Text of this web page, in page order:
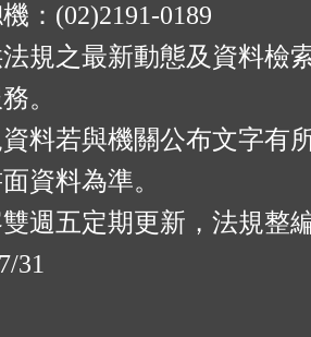
：(02)2191-0189
規之最新動態及資料檢
。
料若與機關公布文字有
資料為準。
週五定期更新，法規整
31